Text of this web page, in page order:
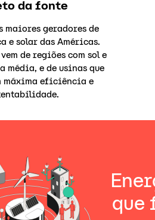
da fonte
maiores geradores de
e solar das Américas.
de regiões com sol e
média, e de usinas que
máxima eficiência e
que